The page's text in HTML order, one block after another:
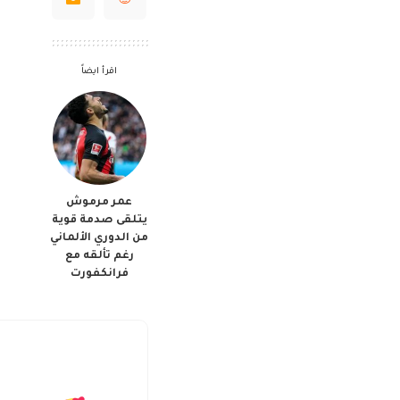
اقرأ ايضاً
عمر مرموش
يتلقى صدمة قوية
من الدوري الألماني
رغم تألقه مع
فرانكفورت